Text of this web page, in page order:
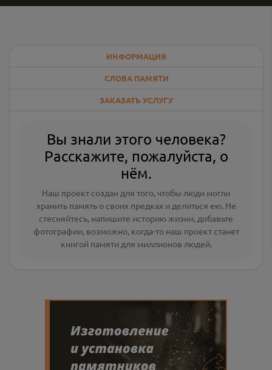
ИНФОРМАЦИЯ
СЛОВА ПАМЯТИ
ЗАКАЗАТЬ УСЛУГУ
Вы знали этого человека?
Расскажите, пожалуйста, о
нём.
Наш проект создан для того, чтобы люди могли
хранить память о своих предках и делиться ею. Не
стесняйтесь, напишите историю жизни, добавьте
фотографии, возможно, когда-то наш проект станет
книгой памяти для миллионов людей.